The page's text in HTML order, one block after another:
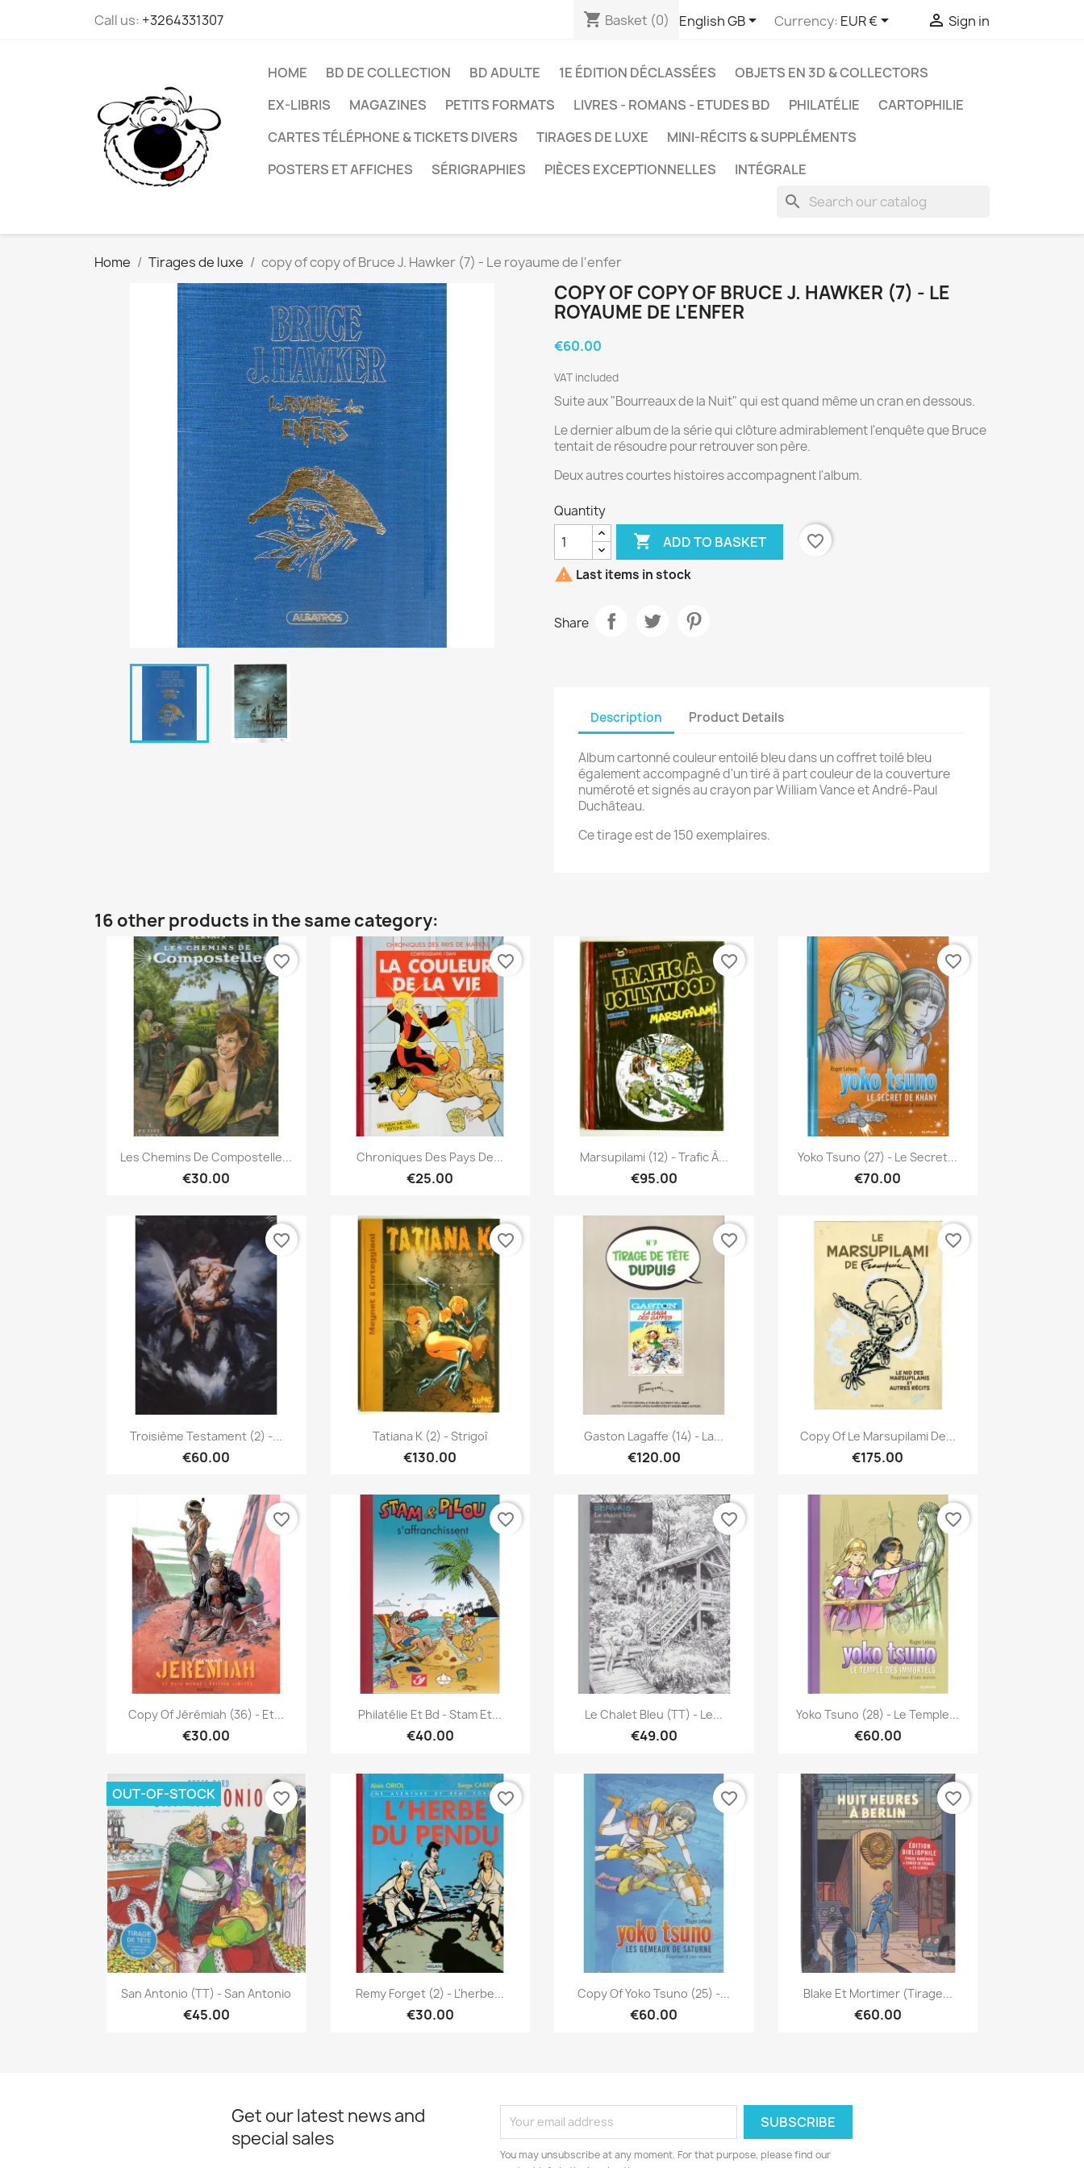
Call us: +3264331307 shopping_cart Basket (0) English GB Currency: EUR €  Sign in
HOME BD DE COLLECTION BD ADULTE 1E ÉDITION DÉCLASSÉES
OBJETS EN 3D & COLLECTORS
EX-LIBRIS
MAGAZINES PETITS FORMATS LIVRES - ROMANS - ETUDES BD PHILATÉLIE
CARTOPHILIE
CARTES TÉLÉPHONE & TICKETS DIVERS
TIRAGES DE LUXE
MINI-RÉCITS & SUPPLÉMENTS
POSTERS ET AFFICHES
SÉRIGRAPHIES PIÈCES EXCEPTIONNELLES INTÉGRALE
search
Home Tirages de luxe copy of copy of Bruce J. Hawker (7) - Le royaume de l'enfer
COPY OF COPY OF BRUCE J. HAWKER (7) - LE
ROYAUME DE L'ENFER
€60.00
VAT included
Suite aux "Bourreaux de la Nuit" qui est quand même un cran en dessous.
Le dernier album de la série qui clôture admirablement l'enquête que Bruce
tentait de résoudre pour retrouver son père.
Deux autres courtes histoires accompagnent l'album.
Quantity
 ADD TO BASKET
favorite_border
 Last items in stock
Share
Description Product Details
Album cartonné couleur entoilé bleu dans un coffret toilé bleu
également accompagné d'un tiré à part couleur de la couverture
numéroté et signés au crayon par William Vance et André-Paul
Duchâteau.
Ce tirage est de 150 exemplaires.
16 other products in the same category:
Quick view
Les Chemins De Compostelle...
€30.00
favorite_border
Quick view
Chroniques Des Pays De...
€25.00
favorite_border
Quick view
Marsupilami (12) - Trafic À...
€95.00
favorite_border
Quick view
Yoko Tsuno (27) - Le Secret...
€70.00
favorite_border
Quick view
Troisième Testament (2) -...
€60.00
favorite_border
Quick view
Tatiana K (2) - Strigoî
€130.00
favorite_border
Quick view
Gaston Lagaffe (14) - La...
€120.00
favorite_border
Quick view
Copy Of Le Marsupilami De...
€175.00
favorite_border
Quick view
Copy Of Jérémiah (36) - Et...
€30.00
favorite_border
Quick view
Philatélie Et Bd - Stam Et...
€40.00
favorite_border
Quick view
Le Chalet Bleu (TT) - Le...
€49.00
favorite_border
Quick view
Yoko Tsuno (28) - Le Temple...
€60.00
favorite_border
Quick view
San Antonio (TT) - San Antonio
€45.00
OUT-OF-STOCK favorite_border
Quick view
Remy Forget (2) - L'herbe...
€30.00
favorite_border
Quick view
Copy Of Yoko Tsuno (25) -...
€60.00
favorite_border
Quick view
Blake Et Mortimer (Tirage...
€60.00
favorite_border
Get our latest news and
special sales
You may unsubscribe at any moment. For that purpose, please find our